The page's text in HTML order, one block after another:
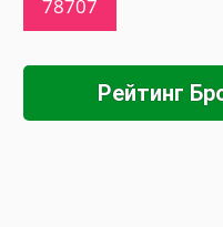
Рейтинг